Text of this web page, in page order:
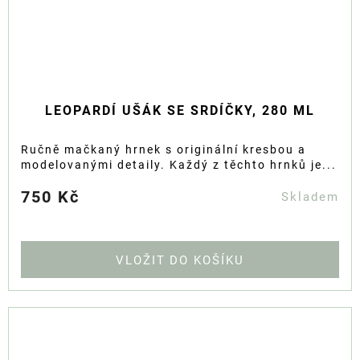
LEOPARDÍ UŠÁK SE SRDÍČKY, 280 ML
750 Kč Skladem
DO KOŠÍKU
Ručně mačkaný hrnek s originální kresbou a
modelovanými detaily. Každý z těchto hrnků je...